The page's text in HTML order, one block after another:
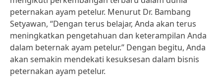
peternakan ayam petelur. Menurut Dr. Bambang
Setyawan, “Dengan terus belajar, Anda akan terus
meningkatkan pengetahuan dan keterampilan Anda
dalam beternak ayam petelur.” Dengan begitu, Anda
akan semakin mendekati kesuksesan dalam bisnis
peternakan ayam petelur.